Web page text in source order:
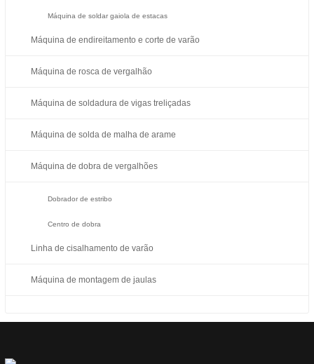
Máquina de soldar gaiola de estacas
Máquina de endireitamento e corte de varão
Máquina de rosca de vergalhão
Máquina de soldadura de vigas treliçadas
Máquina de solda de malha de arame
Máquina de dobra de vergalhões
Dobrador de estribo
Centro de dobra
Linha de cisalhamento de varão
Máquina de montagem de jaulas